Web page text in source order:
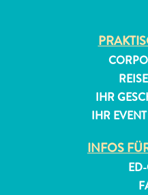
IHR
IHR
INFOS